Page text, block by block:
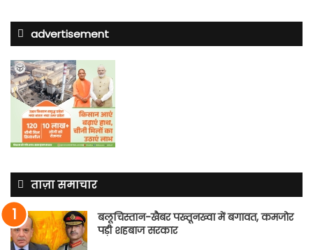
advertisement
ताज़ा समाचार
बलूचिस्तान-खैबर पख्तूनख्वा में बगावत, कमजोर
पड़ी शहबाज सरकार